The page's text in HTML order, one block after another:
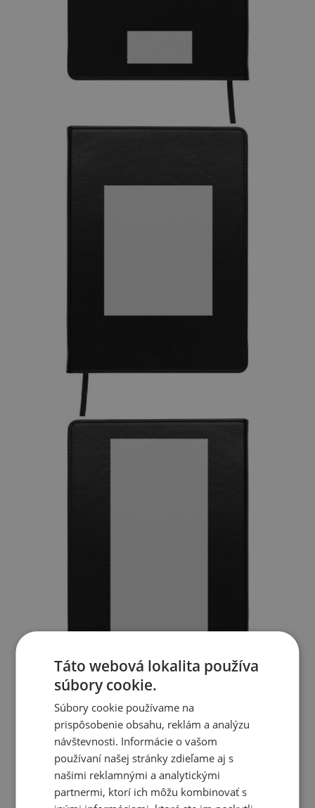
Táto webová lokalita používa
súbory cookie.
Súbory cookie používame na
prispôsobenie obsahu, reklám a analýzu
návštevnosti. Informácie o vašom
používaní našej stránky zdieľame aj s
našimi reklamnými a analytickými
partnermi, ktorí ich môžu kombinovať s